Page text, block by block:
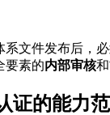
系文件发布后，
要素的内部审核和
证的能力